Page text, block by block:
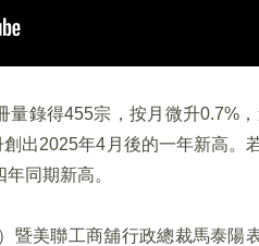
量錄得455宗，按月微升0.7%
出2025年4月後的一年新高。
同期新高。
暨美聯工商舖行政總裁馬泰陽